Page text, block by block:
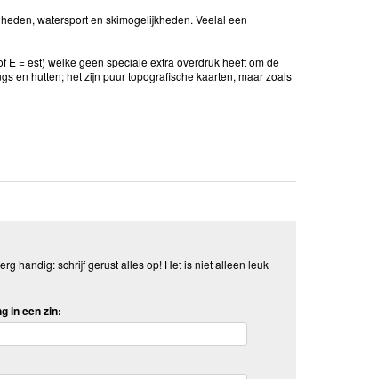
watersport en skimogelijkheden. Veelal een
E = est) welke geen speciale extra overdruk heeft om de
en hutten; het zijn puur topografische kaarten, maar zoals
handig: schrijf gerust alles op! Het is niet alleen leuk
in een zin: